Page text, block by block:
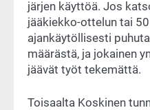
järjen käyttöä. Jos
jääkiekko-ottelun tai
ajankäytöllisesti
määrästä, ja jokainen
jäävät työt tekemättä.
Toisaalta Koskinen